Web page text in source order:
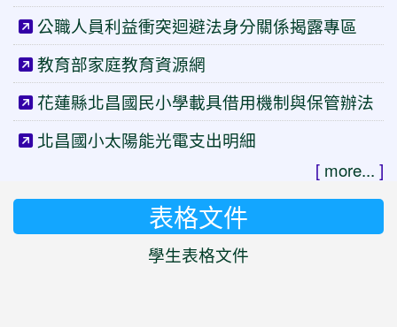
公職人員利益衝突迴避法身分關係揭露專區
教育部家庭教育資源網
花蓮縣北昌國民小學載具借用機制與保管辦法
北昌國小太陽能光電支出明細
[ more... ]
表格文件
學生表格文件